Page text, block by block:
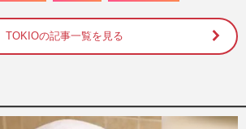
TOKIO山口達也、YouTube開設で謝罪
共に明かした“空白の8年”と「1人DASH
女性PRIME
TOKIOの記事一覧を見る